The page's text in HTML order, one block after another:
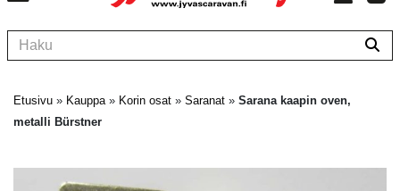
Etusivu » Kauppa» Korin osat » Saranat » Sarana kaapin oven,
metalli Bürstner